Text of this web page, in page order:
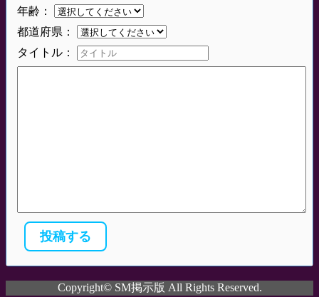
年齢：
都道府県：
タイトル：
Copyright© SM掲示版 All Rights Reserved.